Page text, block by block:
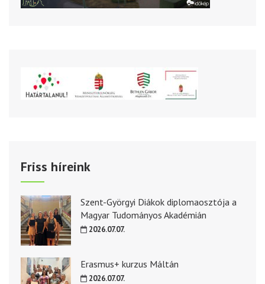
Friss híreink
Szent-Györgyi Diákok diplomaosztója a
Magyar Tudományos Akadémián
2026.07.07.
Erasmus+ kurzus Máltán
2026.07.07.